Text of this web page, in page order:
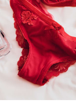
Karlovy